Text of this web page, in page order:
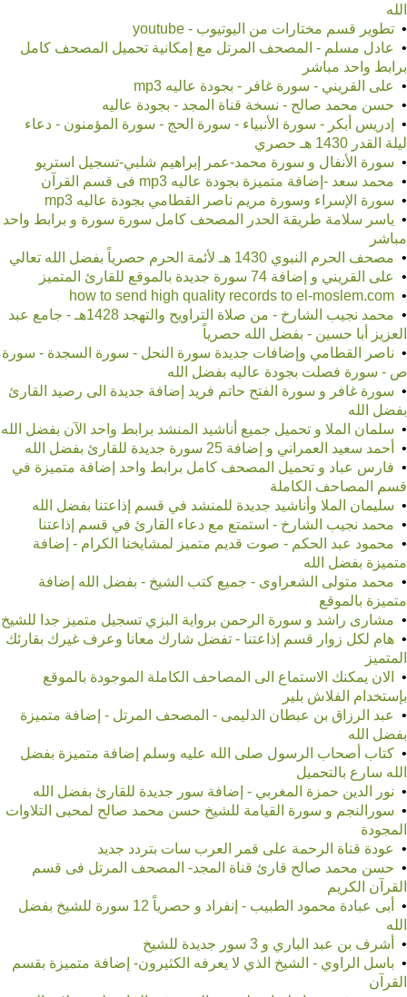
الله
• تطوير قسم مختارات من اليوتيوب - youtube
• عادل مسلم - المصحف المرتل مع إمكانية تحميل المصحف كامل
برابط واحد مباشر
• على القريني - سورة غافر - بجودة عاليه mp3
• حسن محمد صالح - نسخة قناة المجد - بجودة عاليه
•
إدريس أبكر - سورة الأنبياء - سورة الحج - سورة المؤمنون - دعاء
ليلة القدر 1430 هـ حصري
• سورة الأنفال و سورة محمد-عمر إبراهيم شلبي-تسجيل استريو
• محمد سعد -إضافة متميزة بجودة عاليه mp3 فى قسم القرآن
• سورة الإسراء وسورة مريم ناصر القطامي بجودة عاليه mp3
• ياسر سلامة طريقة الحدر المصحف كامل سورة سورة و برابط واحد
مباشر
• مصحف الحرم النبوي 1430 هـ لأئمة الحرم حصرياً بفضل الله تعالي
• على القريني و إضافة 74 سورة جديدة بالموقع للقارئ المتميز
•
•
محمد نجيب الشارخ - من صلاة التراويح والتهجد 1428هـ - جامع عبد
العزيز أبا حسين - بفضل الله حصرياً
• ناصر القطامي وإضافات جديدة سورة النحل - سورة السجدة - سورة
ص - سورة فصلت بجودة عاليه بفضل الله
• سورة غافر و سورة الفتح حاتم فريد إضافة جديدة الى رصيد القارئ
بفضل الله
• سلمان الملا و تحميل جميع أناشيد المنشد برابط واحد الآن بفضل الله
• أحمد سعيد العمراني و إضافة 25 سورة جديدة للقارئ بفضل الله
• فارس عباد و تحميل المصحف كامل برابط واحد إضافة متميزة في
قسم المصاحف الكاملة
• سليمان الملا وأناشيد جديدة للمنشد في قسم إذاعتنا بفضل الله
• محمد نجيب الشارخ - استمتع مع دعاء القارئ في قسم إذاعتنا
• محمود عبد الحكم - صوت قديم متميز لمشايخنا الكرام - إضافة
متميزة بفضل الله
• محمد متولى الشعراوى - جميع كتب الشيخ - بفضل الله إضافة
متميزة بالموقع
• مشارى راشد و سورة الرحمن برواية البزي تسجيل متميز جدا للشيخ
• هام لكل زوار قسم إذاعتنا - تفضل شارك معانا وعرف غيرك بقارئك
المتميز
•
الان يمكنك الاستماع الى المصاحف الكاملة الموجودة بالموقع
بإستخدام الفلاش بلير
• عبد الرزاق بن عبطان الدليمى - المصحف المرتل - إضافة متميزة
بفضل الله
• كتاب أصحاب الرسول صلى الله عليه وسلم إضافة متميزة بفضل
الله سارع بالتحميل
• نور الدين حمزة المغربي - إضافة سور جديدة للقارئ بفضل الله
• سورالنجم و سورة القيامة للشيخ حسن محمد صالح لمحبى التلاوات
المجودة
• عودة قناة الرحمة على قمر العرب سات بتردد جديد
• حسن محمد صالح قارئ قناة المجد- المصحف المرتل فى قسم
القرآن الكريم
•
أبى عبادة محمود الطبيب - إنفراد و حصرياً 12 سورة للشيخ بفضل
الله
• أشرف بن عبد الباري و 3 سور جديدة للشيخ
• باسل الراوي - الشيخ الذي لا يعرفه الكثيرون- إضافة متميزة بقسم
القرآن